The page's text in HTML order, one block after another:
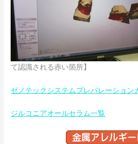
て認識される赤い箇所】
ゼノテックシステムプレパレーション
ジルコニアオールセラム一覧